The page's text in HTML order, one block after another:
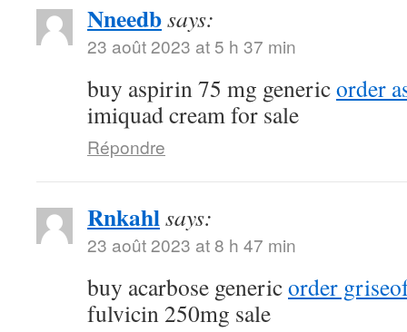
Nneedbsays:
23 août 2023 at 5 h 37 min
buy aspirin 75 mg genericorder
imiquad cream for sale
Répondre
Rnkahlsays:
23 août 2023 at 8 h 47 min
buy acarbose genericorder
fulvicin 250mg sale